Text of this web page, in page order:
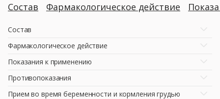
Состав Фармакологическое действие
Состав
Фармакологическое действие
Показания к применению
Противопоказания
Прием во время беременности и кормления грудью